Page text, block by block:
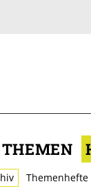
THEMEN
Themenhefte